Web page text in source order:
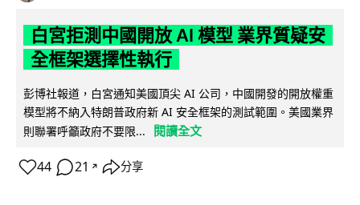
白宮拒測中國開放 AI 模型 業界質疑安
全框架選擇性執行
彭博社報道，白宮通知美國頂尖 AI 公司，中國開發的開放權重
模型將不納入特朗普政府新 AI 安全框架的測試範圍。美國業界
則聯署呼籲政府不要限...
閱讀全文
44 21 ↗ 分享